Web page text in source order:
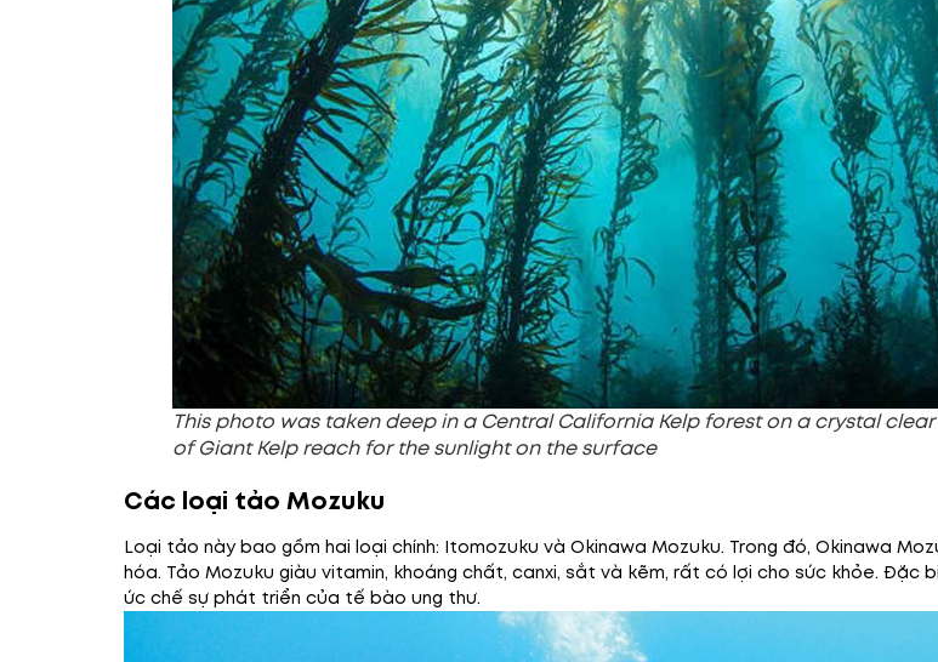
This photo was taken deep in a Central California Kelp forest on a crystal
of Giant Kelp reach for the sunlight on the surface
Các loại tảo Mozuku
Loại tảo này bao gồm hai loại chính: Itomozuku và Okinawa Mozuku. Trong đó, Okinawa
hóa. Tảo Mozuku giàu vitamin, khoáng chất, canxi, sắt và kẽm, rất có lợi cho sức khỏe.
ức chế sự phát triển của tế bào ung thư.